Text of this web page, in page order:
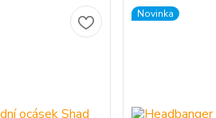
Novinka